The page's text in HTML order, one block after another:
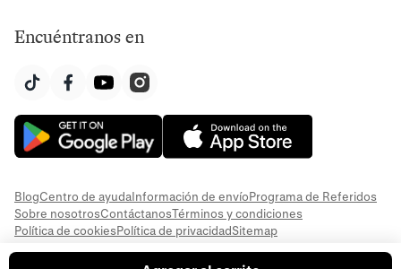
Encuéntranos en
BlogCentro de ayudaInformación de envíoPrograma de Referidos
Sobre nosotrosContáctanosTérminos y condiciones
Política de cookiesPolítica de privacidadSitemap